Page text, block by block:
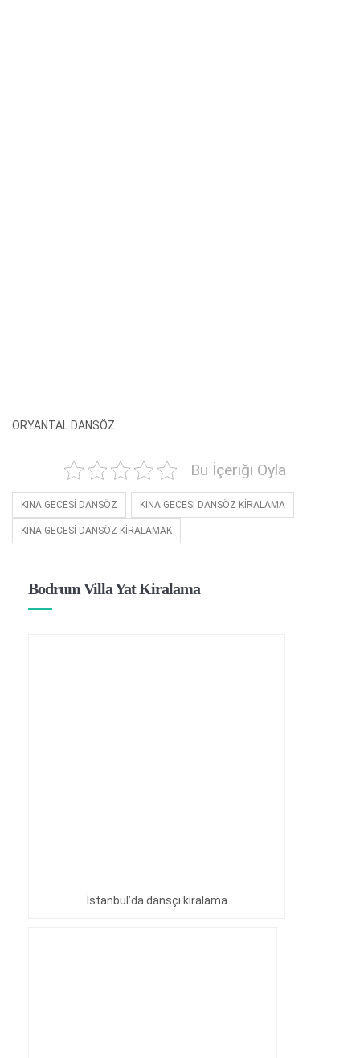
ORYANTAL DANSÖZ
Bu İçeriği Oyla
KINA GECESİ DANSÖZ KINA GECESİ DANSÖZ KİRALAMA
KINA GECESİ DANSÖZ KİRALAMAK
Bodrum Villa Yat Kiralama
İstanbul’da dansçı kiralama